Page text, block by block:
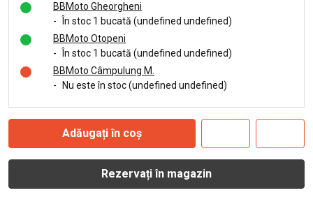
BBMoto Gheorgheni
-
În stoc 1 bucată (undefined undefined)
BBMoto Otopeni
-
În stoc 1 bucată (undefined undefined)
BBMoto Câmpulung M.
-
Nu este în stoc (undefined undefined)
Adăugați în coș
Rezervați în magazin